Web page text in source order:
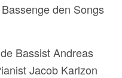
den Songs
Bassist Andreas
Jacob Karlzon